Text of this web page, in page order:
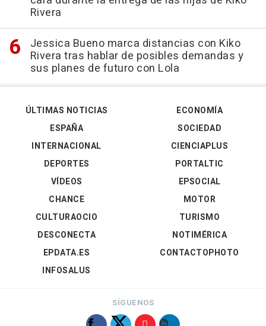
Rivera
Jessica Bueno marca distancias con Kiko
Rivera tras hablar de posibles demandas y
sus planes de futuro con Lola
ÚLTIMAS NOTICIAS
ESPAÑA
INTERNACIONAL
DEPORTES
VÍDEOS
ECONOMÍA
SOCIEDAD
CIENCIAPLUS
PORTALTIC
EPSOCIAL
CHANCE
CULTURAOCIO
DESCONECTA
EPDATA.ES
INFOSALUS
MOTOR
TURISMO
NOTIMÉRICA
CONTACTOPHOTO
SÍGUENOS